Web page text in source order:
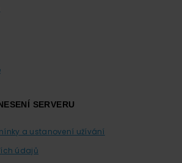
SERVERU
a ustanovení užívání
údajů